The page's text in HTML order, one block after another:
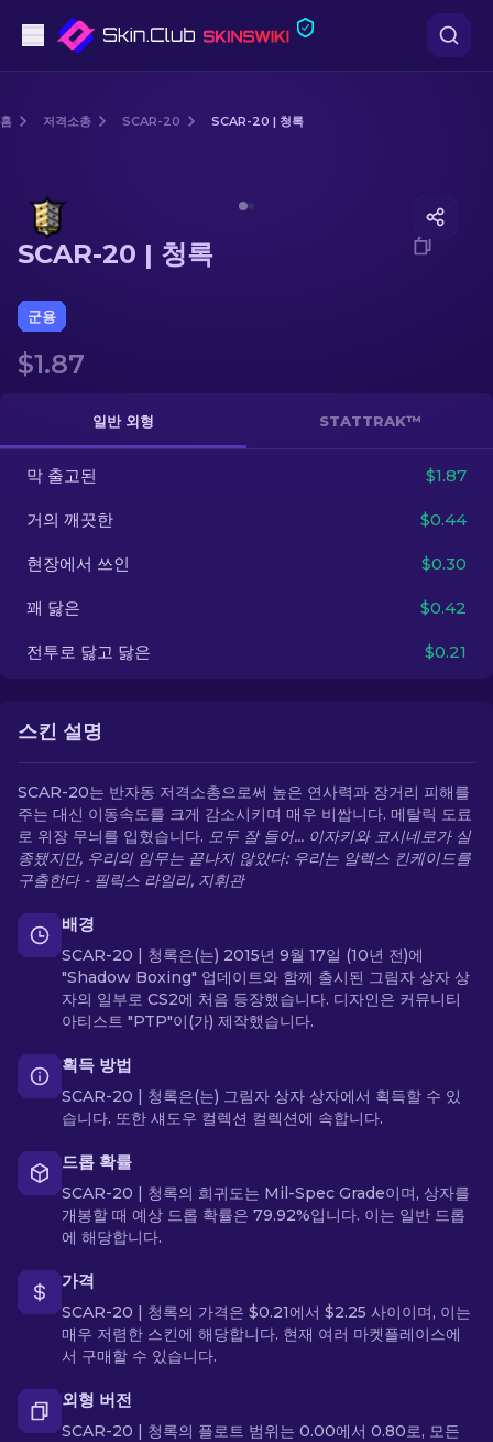
저격소총
장갑
케이스
기타
홈 저격소총 SCAR-20 SCAR-20 | 청록
SCAR-20 | 청록
군용
$1.87
일반 외형 STATTRAK™
막 출고된 $1.87
거의 깨끗한 $0.44
현장에서 쓰인 $0.30
꽤 닳은 $0.42
전투로 닳고 닳은 $0.21
스킨 설명
SCAR-20는 반자동 저격소총으로써 높은 연사력과 장거리 피해를
주는 대신 이동속도를 크게 감소시키며 매우 비쌉니다. 메탈릭 도료
로 위장 무늬를 입혔습니다. 모두 잘 들어... 이자키와 코시네로가 실
종됐지만, 우리의 임무는 끝나지 않았다: 우리는 알렉스 킨케이드를
구출한다 - 필릭스 라일리, 지휘관
배경
SCAR-20 | 청록은(는) 2015년 9월 17일 (10년 전)에
"Shadow Boxing" 업데이트와 함께 출시된 그림자 상자 상
자의 일부로 CS2에 처음 등장했습니다. 디자인은 커뮤니티
아티스트 "PTP"이(가) 제작했습니다.
획득 방법
SCAR-20 | 청록은(는) 그림자 상자 상자에서 획득할 수 있
습니다. 또한 섀도우 컬렉션 컬렉션에 속합니다.
드롭 확률
SCAR-20 | 청록의 희귀도는 Mil-Spec Grade이며, 상자를
개봉할 때 예상 드롭 확률은 79.92%입니다. 이는 일반 드롭
에 해당합니다.
가격
SCAR-20 | 청록의 가격은 $0.21에서 $2.25 사이이며, 이는
매우 저렴한 스킨에 해당합니다. 현재 여러 마켓플레이스에
서 구매할 수 있습니다.
외형 버전
SCAR-20 | 청록의 플로트 범위는 0.00에서 0.80로, 모든